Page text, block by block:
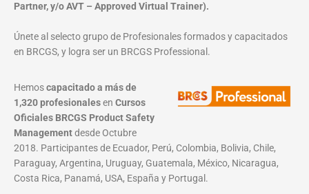
Partner, y/o AVT – Approved Virtual Trainer).
Únete al selecto grupo de Profesionales formados y capacitados
en BRCGS, y logra ser un BRCGS Professional.
Hemoscapacitado a más de
1,320 profesionalesen Cursos
Oficiales BRCGS Product Safety
Managementdesde Octubre
2018. Participantes de Ecuador, Perú, Colombia, Bolivia, Chile,
Paraguay, Argentina, Uruguay, Guatemala, México, Nicaragua,
Costa Rica, Panamá, USA, España y Portugal.